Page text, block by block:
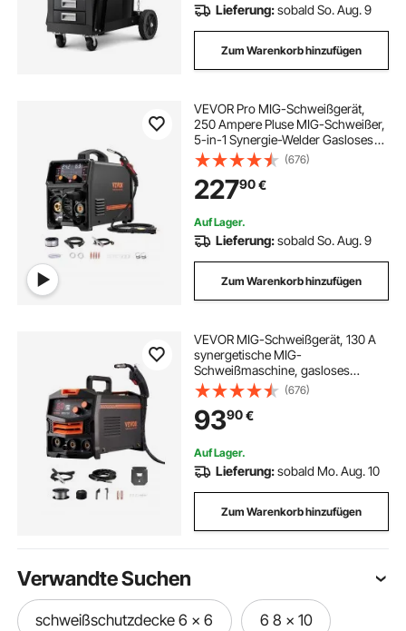
Lieferung:sobald So. Aug. 9
Zum Warenkorb hinzufügen
VEVOR Pro MIG-Schweißgerät,
250 Ampere Pluse MIG-Schweißer,
5-in-1 Synergie-Welder Gasloses
MIG, Gas-MIG, MMA, Lift-TIG, MIG
Pluse mit IGBT-
Wechselrichtertechnologie und
LCD-Bildschirmanzeige
(676)
22790€
Auf Lager.
Lieferung:sobald So. Aug. 9
Zum Warenkorb hinzufügen
VEVOR MIG-Schweißgerät, 130 A
synergetische MIG-
Schweißmaschine, gasloses
Fülldraht-Welder, tragbarer MIG-
Schweißer mit IGBT-
Wechselrichtertechnologie und
digitalem Anzeigebildschirm
(676)
9390€
Auf Lager.
Lieferung:sobald Mo. Aug. 10
Zum Warenkorb hinzufügen
Verwandte Suchen
schweißschutzdecke 6 x 6 6 8 x 10